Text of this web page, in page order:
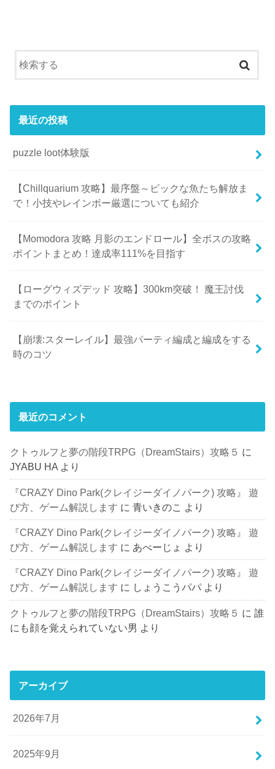
最近の投稿
puzzle loot体験版
【Chillquarium 攻略】最序盤～ビックな魚たち解放ま
で！小技やレインボー厳選についても紹介
【Momodora 攻略 月影のエンドロール】全ボスの攻略
ポイントまとめ！達成率111%を目指す
【ローグウィズデッド 攻略】300km突破！ 魔王討伐
までのポイント
【崩壊:スターレイル】最強パーティ編成と編成をする
時のコツ
最近のコメント
クトゥルフと夢の階段TRPG（DreamStairs）攻略５ に
JYABU HA より
『CRAZY Dino Park(クレイジーダイノパーク) 攻略』 遊
び方、ゲーム解説します に青いきのこ より
『CRAZY Dino Park(クレイジーダイノパーク) 攻略』 遊
び方、ゲーム解説します に あべーじょ より
『CRAZY Dino Park(クレイジーダイノパーク) 攻略』 遊
び方、ゲーム解説します に しょうこうパパ より
クトゥルフと夢の階段TRPG（DreamStairs）攻略５ に誰
にも顔を覚えられていない男 より
アーカイブ
2026年7月
2025年9月